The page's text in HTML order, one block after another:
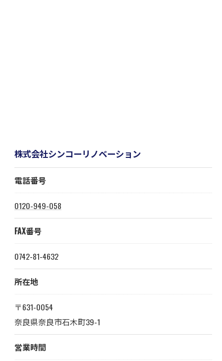
株式会社シンコーリノベーション
電話番号
0120-949-058
FAX番号
0742-81-4632
所在地
〒631-0054
奈良県奈良市石木町39-1
営業時間